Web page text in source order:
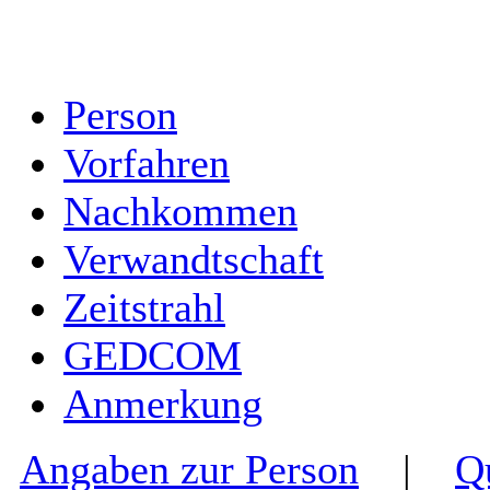
Person
Vorfahren
Nachkommen
Verwandtschaft
Zeitstrahl
GEDCOM
Anmerkung
Angaben zur Person |